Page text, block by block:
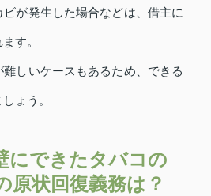
が発生した場合などは、借主に
す。
しいケースもあるため、できる
ょう。
にできたタバコの
原状回復義務は？